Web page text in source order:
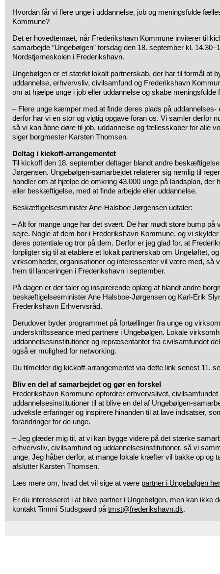
Hvordan får vi flere unge i uddannelse, job og meningsfulde
Kommune?
Det er hovedtemaet, når Frederikshavn Kommune inviterer til
samarbejde ”Ungebølgen” torsdag den 18. september kl.
Nordstjerneskolen i Frederikshavn.
Ungebølgen er et stærkt lokalt partnerskab, der har til formål at
uddannelse, erhvervsliv, civilsamfund og Frederikshavn
om at hjælpe unge i job eller uddannelse og skabe
– Flere unge kæmper med at finde deres plads på uddannelses-
derfor har vi en stor og vigtig opgave foran os. Vi samler derfor
så vi kan åbne døre til job, uddannelse og fællesskaber for alle
siger borgmester Karsten Thomsen.
Deltag i kickoff-arrangementet
Til kickoff den 18. september deltager blandt andre
Jørgensen. Ungebølgen-samarbejdet relaterer sig nemlig til
handler om at hjælpe de omkring 43.000 unge på landsplan, der
eller beskæftigelse, med at finde arbejde eller uddannelse.
Beskæftigelsesminister Ane-Halsboe Jørgensen udtaler:
– Alt for mange unge har det svært. De har mødt store bump på
sejre. Nogle af dem bor i Frederikshavn Kommune, og vi
deres potentiale og tror på dem. Derfor er jeg glad for, at
forpligter sig til at etablere et lokalt partnerskab om Ungeløftet,
virksomheder, organisationer og interessenter vil være med, så
frem til lanceringen i Frederikshavn i september.
På dagen er der taler og inspirerende oplæg af blandt andre
beskæftigelsesminister Ane Halsboe-Jørgensen og Karl-Erik
Frederikshavn Erhvervsråd.
Derudover byder programmet på fortællinger fra unge og
underskriftsseance med partnere i Ungebølgen. Lokale
uddannelsesinstitutioner og repræsentanter fra civilsamfundet
også er mulighed for networking.
Du tilmelder dig kickoff-arrangementet via dette link senest
Bliv en del af samarbejdet og gør en forskel
Frederikshavn Kommune opfordrer erhvervslivet, civilsamfundet
uddannelsesinstitutioner til at blive en del af Ungebølgen-
udveksle erfaringer og inspirere hinanden til at lave indsatser,
forandringer for de unge.
–Jeg glæder mig til, at vi kan bygge videre på det stærke
erhvervsliv, civilsamfund og uddannelsesinstitutioner, så vi
unge. Jeg håber derfor, at mange lokale kræfter vil bakke op og
afslutter Karsten Thomsen.
Læs mere om, hvad det vil sige at være partner i Ungebølgen her
Er du interesseret i at blive partner i Ungebølgen, men kan ikke
kontakt Timmi Studsgaard på tmst@frederikshavn.dk.